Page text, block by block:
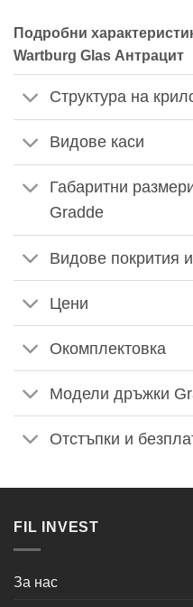
Подробни
Wartburg Glas Антрацит
Структура на
Видове каси
Габаритни
Gradde
Видове покрития
Цени
Окомплектовка
Модели дръжки
Отстъпки и
FIL INVEST
За нас